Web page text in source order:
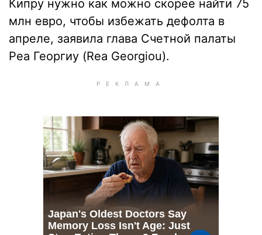
Кипру нужно как можно скорее найти 75
млн евро, чтобы избежать дефолта в
апреле, заявила глава Счетной палаты
Реа Георгиу (Rea Georgiou).